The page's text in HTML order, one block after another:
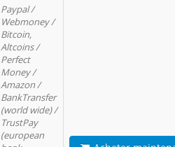
Paypal /
Webmoney /
Bitcoin,
Altcoins /
Perfect
Money /
Amazon /
BankTransfer
(world wide) /
TrustPay
(european